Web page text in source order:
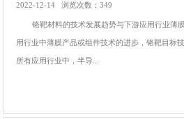
2022-12-14 浏览次数：349
铬靶材料的技术发展趋势与下游应用行业薄
用行业中薄膜产品或组件技术的进步，铬靶目标
所有应用行业中，半导...